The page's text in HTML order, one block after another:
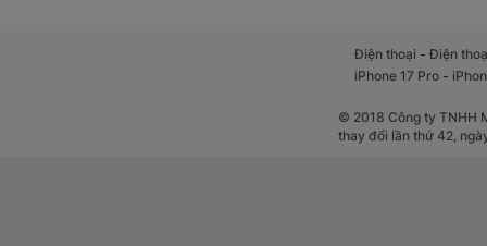
Điện thoại -Điện
iPhone 17 Pro -
© 2018 Công ty TNHH
thay đổi lần thứ 42,